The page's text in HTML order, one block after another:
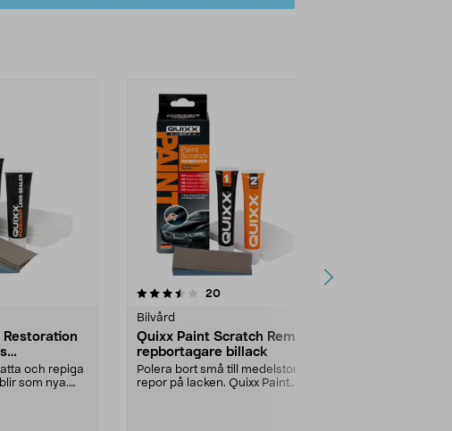
och repiga
som nya.
20recensioner
Bilvård
Quixx Paint Scratch Remover
repbortagare billack
Polera bort små till medelstora
repor på lacken. Quixx Paint
5.0 av 5 stjärnor